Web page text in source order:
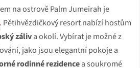
na ostrově Palm Jumeirah je
. Pětihvězdičkový resort nabízí hostům
záliva okolí. Vybírat je možné z
jako jsou elegantní pokoje a
rodinné rezidencea soukromé